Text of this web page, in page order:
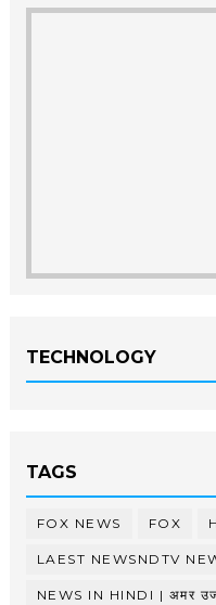
TECHNOLOGY
TAGS
FOX NEWS FOX
LAEST NEWSNDTV
NEWS IN HINDI | अमर